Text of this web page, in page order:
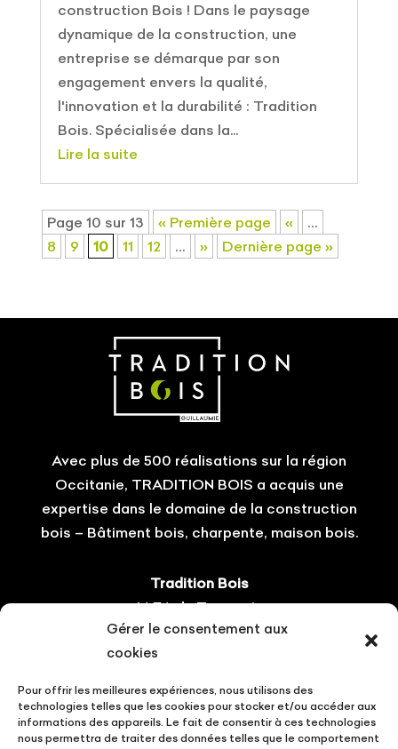
Gérer le consentement aux
cookies
Pour offrir les meilleures expériences, nous utilisons des
technologies telles que les cookies pour stocker et/ou accéder aux
informations des appareils. Le fait de consentir à ces technologies
nous permettra de traiter des données telles que le comportement
construction Bois ! Dans le paysage
dynamique de la construction, une
entreprise se démarque par son
engagement envers la qualité,
l'innovation et la durabilité : Tradition
Bois. Spécialisée dans la...
Lire la suite
Page 10 sur 13 « Première page «
…
8
9 10 11 12 … » Dernière page »
Avec plus de 500 réalisations sur la région
Occitanie, TRADITION BOIS a acquis une
expertise dans le domaine de la construction
bois – Bâtiment bois, charpente, maison bois.
Tradition Bois
14 ZA du Tourneris
31470 Bonrepos-sur-Aussonnelle
Tel : 05.61.08.60.54
Suivez-nous !